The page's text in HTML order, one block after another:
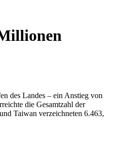
des Landes – ein Anstieg von
die Gesamtzahl der
Taiwan verzeichneten 6.463,